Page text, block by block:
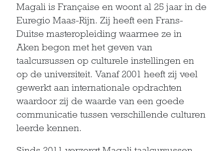
Magali is Française en woont al 25 jaar in de
Euregio Maas-Rijn. Zij heeft een Frans-
Duitse masteropleiding waarmee ze in
Aken begon met het geven van
taalcursussen op culturele instellingen en
op de universiteit. Vanaf 2001 heeft zij veel
gewerkt aan internationale opdrachten
waardoor zij de waarde van een goede
communicatie tussen verschillende culturen
leerde kennen.